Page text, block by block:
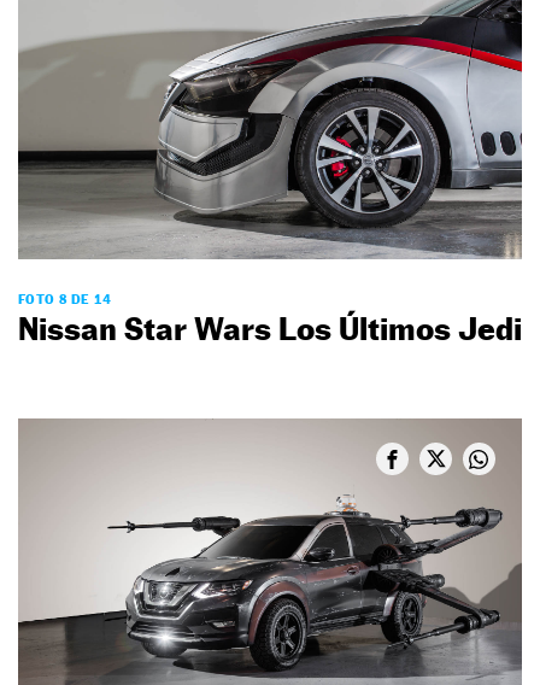
FOTO 8 DE 14
Nissan Star Wars Los Últimos Jedi